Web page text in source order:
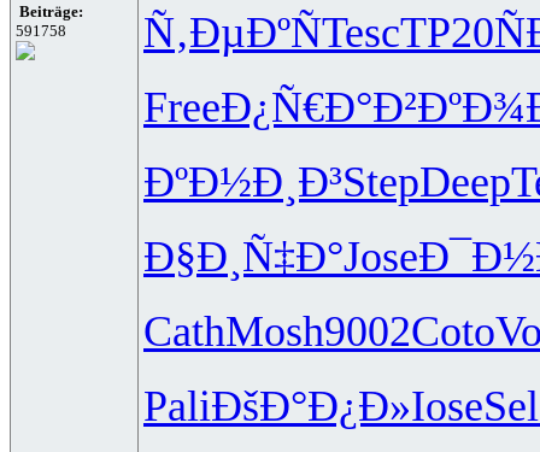
Beiträge:
591758
Ñ‚ÐµÐºÑTescTP20
FreeÐ¿Ñ€Ð°Ð²
ÐºÐ½Ð¸Ð³StepDeep
Ð§Ð¸Ñ‡Ð°Jose
CathMosh9002Coto
PaliÐšÐ°Ð¿Ð»Iose